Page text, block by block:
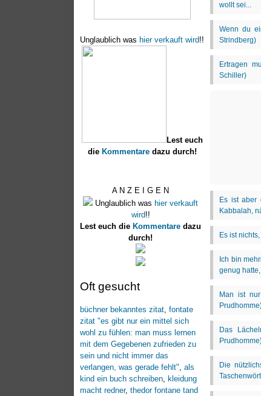
Unglaublich was hier verkauft wird!!
Lest euch
die Kommentaredazu durch!
A N Z E I G E N
Unglaublich was hier verkauft
wird!!
Lest euch die Kommentare dazu
durch!
Oft gesucht
büchner bekanntes zitat fontate
zitat "es gibt nur ein mittel sich
wohl zu fühlen: man muss lernen
mit dem Gegebenen zufrieden zu
sein und nicht immer das
verlangen, was gerade fehlt" als
kind ein buch schreiben
kleidung
macht redner, thedor fontane tand